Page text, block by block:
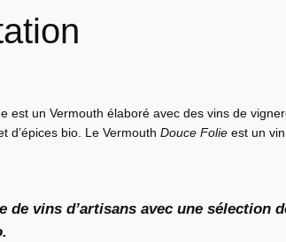
est un Vermouth élaboré avec des vins de
d’épices bio. Le Vermouth Douce Folie est un
de vins d’artisans avec une sélection